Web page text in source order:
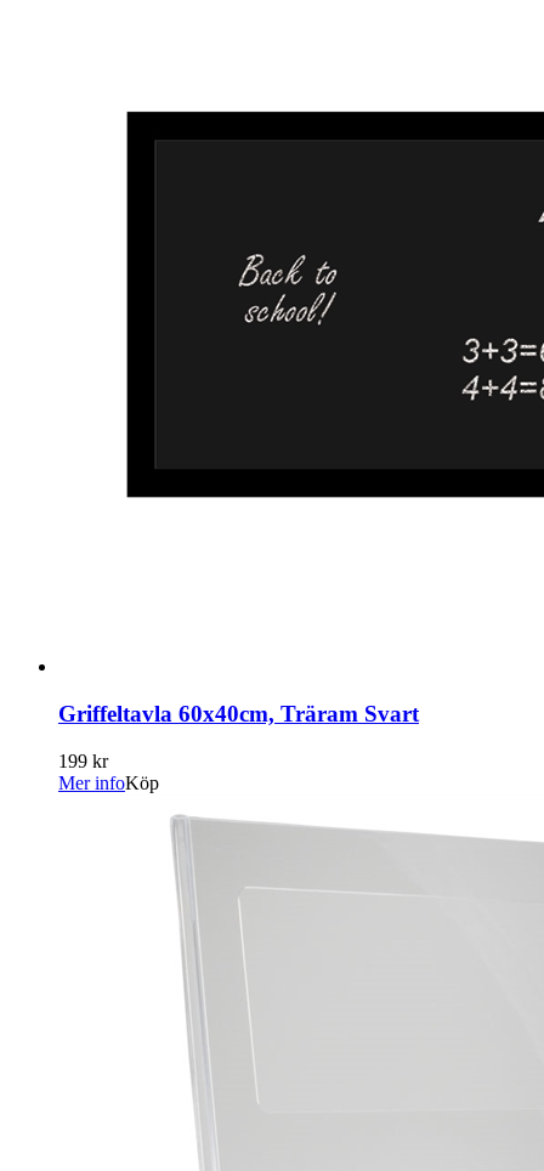
Griffeltavla 60x40cm, Träram Svart
199 kr
Mer infoKöp